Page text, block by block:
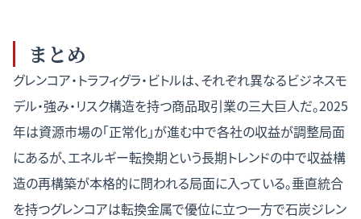
まとめ
グレンコア・トラフィグラ・ビトルは、それぞれ異なるビジネスモ
デル・強み・リスク構造を持つ商品取引業の三大巨人だ。2025
年は資源市場の「正常化」が進む中で各社の収益が調整局面
にあるが、エネルギー転換期という長期トレンドの中で収益構
造の再構築が本格的に問われる局面に入っている。垂直統合
を持つグレンコアは転換金属で優位に立つ一方で石炭ジレン